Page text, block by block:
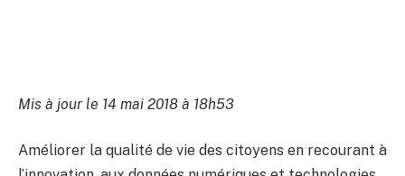
Mis à jour le 14 mai 2018 à 18h53
Améliorer la qualité de vie des citoyens en recourant à